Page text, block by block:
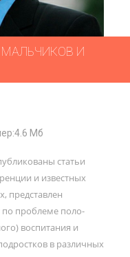
И
Мб
статьи
и известных
представлен
проблеме поло-
воспитания и
в различных